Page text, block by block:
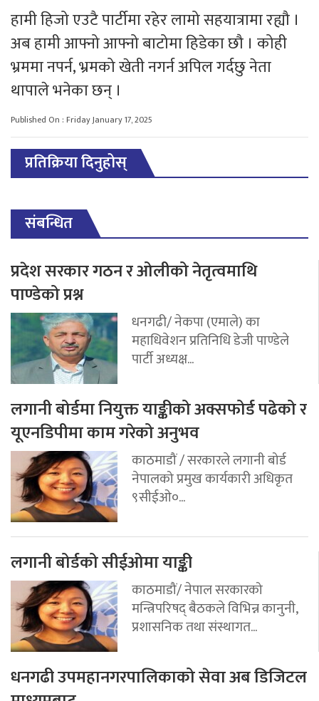
हामी हिजो एउटै पार्टीमा रहेर लामो सहयात्रामा रह्यौ ।
अब हामी आफ्नो आफ्नो बाटोमा हिडेका छौ । कोही
भ्रममा नपर्न, भ्रमको खेती नगर्न अपिल गर्दछु नेता
थापाले भनेका छन् ।
Published On : Friday January 17, 2025
प्रतिक्रिया दिनुहोस्
संबन्धित
प्रदेश सरकार गठन र ओलीको नेतृत्वमाथि
पाण्डेको प्रश्न
धनगढी/ नेकपा (एमाले) का
महाधिवेशन प्रतिनिधि डेजी पाण्डेले
पार्टी अध्यक्ष...
लगानी बोर्डमा नियुक्त याङ्कीको अक्सफोर्ड पढेको र
यूएनडिपीमा काम गरेको अनुभव
काठमाडौं / सरकारले लगानी बोर्ड
नेपालको प्रमुख कार्यकारी अधिकृत
९सीईओ०...
लगानी बोर्डको सीईओमा याङ्की
काठमाडौं/ नेपाल सरकारको
मन्त्रिपरिषद् बैठकले विभिन्न कानुनी,
प्रशासनिक तथा संस्थागत...
धनगढी उपमहानगरपालिकाको सेवा अब डिजिटल